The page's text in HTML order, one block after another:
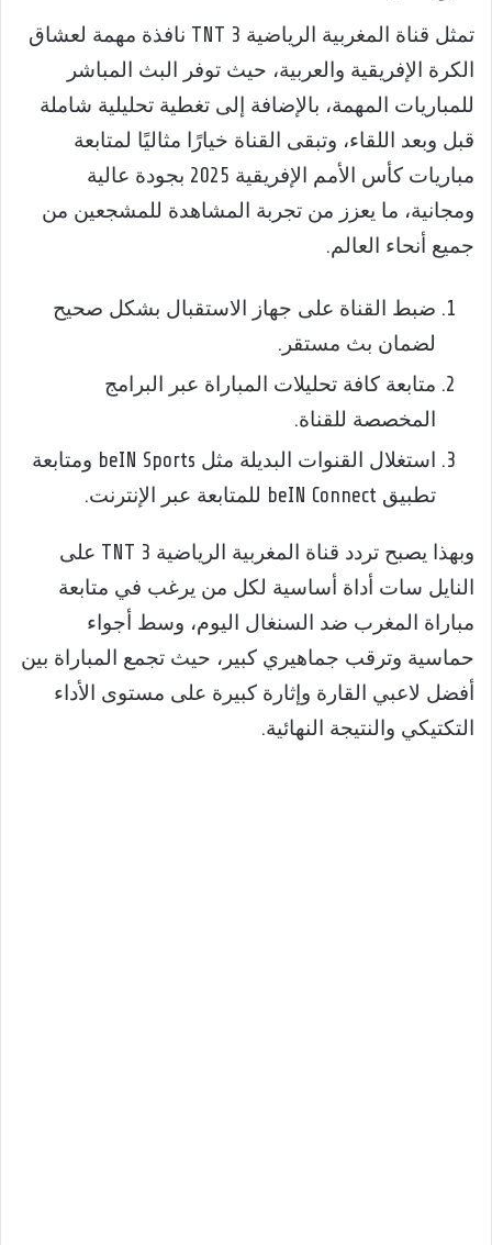
تمثل قناة المغربية الرياضية 3 TNT نافذة مهمة لعشاق
الكرة الإفريقية والعربية، حيث توفر البث المباشر
للمباريات المهمة، بالإضافة إلى تغطية تحليلية شاملة
قبل وبعد اللقاء، وتبقى القناة خيارًا مثاليًا لمتابعة
مباريات كأس الأمم الإفريقية 2025 بجودة عالية
ومجانية، ما يعزز من تجربة المشاهدة للمشجعين من
جميع أنحاء العالم.
ضبط القناة على جهاز الاستقبال بشكل صحيح
لضمان بث مستقر.
متابعة كافة تحليلات المباراة عبر البرامج
المخصصة للقناة.
استغلال القنوات البديلة مثل beIN Sports ومتابعة
تطبيق beIN Connect للمتابعة عبر الإنترنت.
وبهذا يصبح تردد قناة المغربية الرياضية 3 TNT على
النايل سات أداة أساسية لكل من يرغب في متابعة
مباراة المغرب ضد السنغال اليوم، وسط أجواء
حماسية وترقب جماهيري كبير، حيث تجمع المباراة بين
أفضل لاعبي القارة وإثارة كبيرة على مستوى الأداء
التكتيكي والنتيجة النهائية.